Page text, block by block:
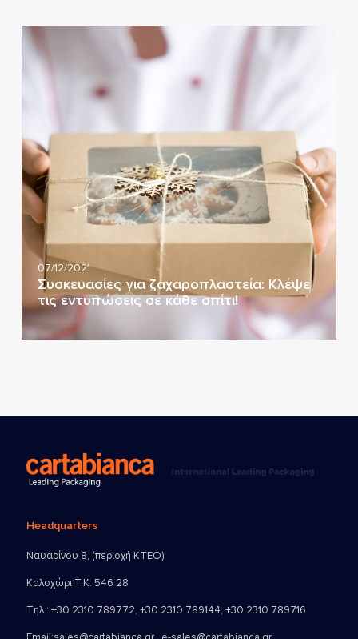
07/12/2021
Συσκευασίες για ζαχαροπλαστεία: Κλέψε
τις εντυπώσεις σε κάθε σπίτι!
Headquarters
Ναυαρίνου 8, (περιοχή ΚΤΕΟ)
Καλοχώρι Τ.Κ. 546 28
Τηλ.: +30 2310 789772, +30 2310 789144, +30 2310 789716